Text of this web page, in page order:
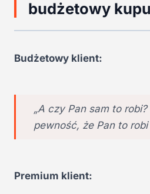
budżetowy
Budżetowy klient:
„A czy Pan sam to
pewność, że Pan to
Premium klient: